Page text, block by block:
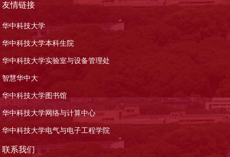
友情链接
华中科技大学
华中科技大学本科生院
华中科技大学实验室与设备管理处
智慧华中大
华中科技大学图书馆
华中科技大学网络与计算中心
华中科技大学电气与电子工程学院
联系我们